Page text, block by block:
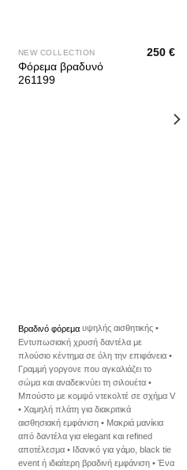
NEW COLLECTION
Φόρεμα βραδυνό
261199
250€
Βραδινό φόρεμαυψηλής αισθητικής •
Εντυπωσιακή χρυσή δαντέλα με
πλούσιο κέντημα σε όλη την επιφάνεια •
Γραμμή γοργονε που αγκαλιάζει το
σώμα και αναδεικνύει τη σιλουέτα •
Μπούστο με κομψό ντεκολτέ σε σχήμα V
• Χαμηλή πλάτη για διακριτικά
αισθησιακή εμφάνιση • Μακριά μανίκια
από δαντέλα για elegant και refined
αποτέλεσμα • Ιδανικό για γάμο, black tie
event ή ιδιαίτερη βραδινή εμφάνιση • Ένα